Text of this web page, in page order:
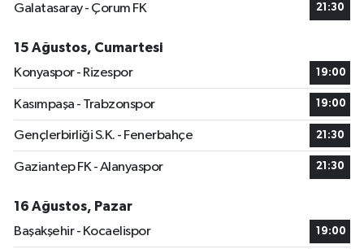
Galatasaray - Çorum FK
21:30
15 Ağustos, Cumartesi
Konyaspor - Rizespor
19:00
Kasımpaşa - Trabzonspor 19:00
Gençlerbirliği S.K. - Fenerbahçe 21:30
Gaziantep FK - Alanyaspor 21:30
16 Ağustos, Pazar
Başakşehir - Kocaelispor
19:00